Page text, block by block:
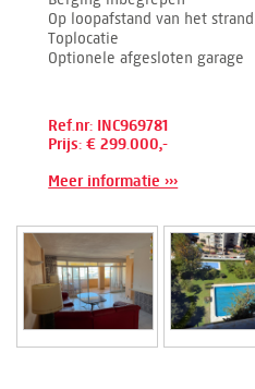
Op loopafstand van het strand
Toplocatie
Optionele afgesloten garage
Ref.nr: INC969781
Prijs: € 299.000,-
Meer informatie ›››